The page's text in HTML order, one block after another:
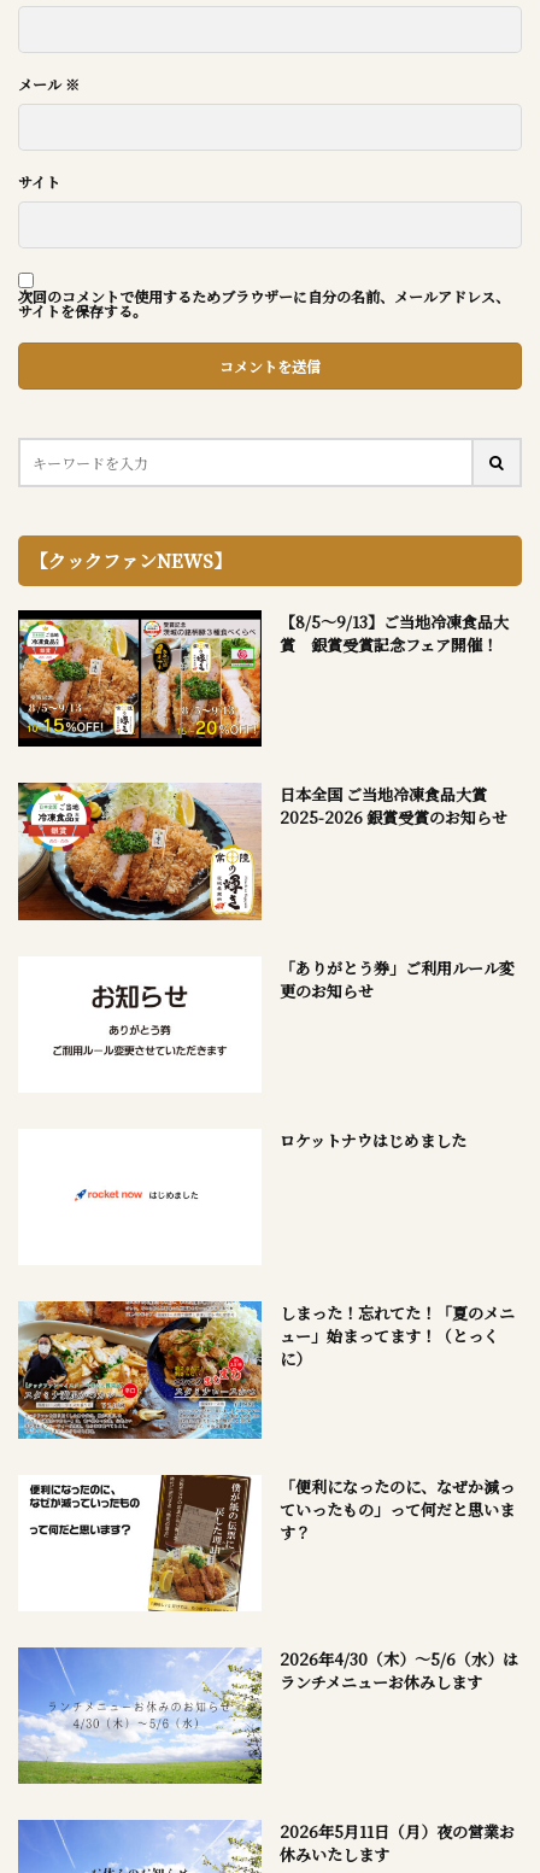
メール※
サイト
次回のコメントで使用するためブラウザーに自分の名前、メールアドレス、
サイトを保存する。
【クックファンNEWS】
【8/5～9/13】ご当地冷凍食品大
賞 銀賞受賞記念フェア開催！
日本全国 ご当地冷凍食品大賞
2025-2026 銀賞受賞のお知らせ
「ありがとう券」ご利用ルール変
更のお知らせ
ロケットナウはじめました
しまった！忘れてた！「夏のメニ
ュー」始まってます！（とっく
に）
「便利になったのに、なぜか減っ
ていったもの」って何だと思いま
す？
2026年4/30（木）～5/6（水）は
ランチメニューお休みします
2026年5月11日（月）夜の営業お
休みいたします